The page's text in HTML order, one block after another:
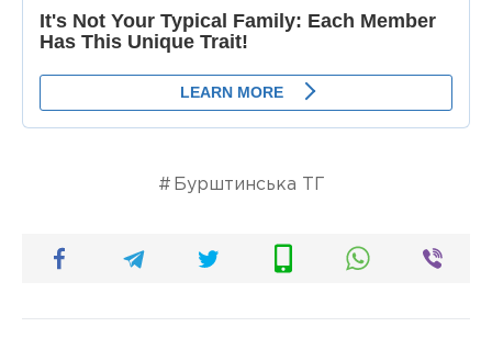
Бурштинська ТГ